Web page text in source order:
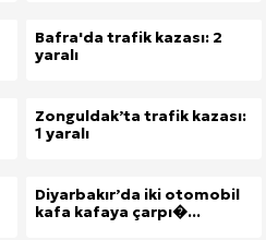
Bafra'da trafik kazası: 2
yaralı
Zonguldak’ta trafik kazası:
1 yaralı
Diyarbakır’da iki otomobil
kafa kafaya çarpı�...